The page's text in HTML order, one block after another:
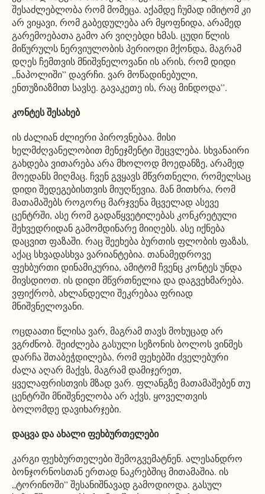
შესაძლებლობა რომ მომეცა. აქამდე ჩუმად იმიტომ კი
არ ვიყავი, რომ გაბედულება არ მყოფნიდა, არამედ
გარემოებათა გამო არ ვიღებდი ხმას. ცუდი წლის
მიწურულს ნერვიულობის პერიოდი მქონდა, მაგრამ
დღეს ჩემთვის მნიშვნელოვანი ის არის, რომ დიდი
„ნაპოლიში” დავრჩი. ვარ მოწადინებული,
ენთუზიაზმით სავსე. გავაკეთე ის, რაც მინდოდა”.
კონტეს შესახებ
ის ძალიან ძლიერი პიროვნებაა. მისი
ხელმძღვანელობით მენეჯმენტი შეცვლება. სხვანაირი
გახდება ვითარება არა მხოლოდ მოედანზე, არამედ
მოედანს მიღმაც. ჩვენ გვყავს მწვრთნელი, რომელსაც
დიდი შედეგებისთვის მიუღწევია. მან მითხრა, რომ
მათამაშებს როგორც მარჯვენა მცველად ასევე
ცენტრში, ასე რომ გადაწყვეტილებას კონკრეტული
შეხვედრიდან გამომდინარე მიიღებს. ასე იქნება
დაცვით ფაზაში. რაც შეეხება ბურთის ფლობის ფაზას,
აქაც სხვადასხვა ვარიანტებია. თანამედროვე
ფეხბურთი დინამიკურია, ამიტომ ჩვენც კონტეს უნდა
მივსდიოთ. ის დიდი მწვრთნელია და დაგვეხმარება.
ვფიქრობ, ახლანდელი შეკრებაა ფრიად
მნიშვნელოვანი.
ოცდაათი წლისა ვარ, მაგრამ თავს მოხუცად არ
ვგრძნობ. შეიძლება გასული სეზონის ბოლოს ვინმეს
დარჩა შთაბეჭდილება, რომ ფეხებში ძველებური
ძალა აღარ მაქვს, მაგრამ დამიჯერეთ,
ყველაფრისთვის მზად ვარ. ფლანგზე მათამაშებენ თუ
ცენტრში მნიშვნელობა არ აქვს, ყოველთვის
ბოლომდე დავიხარჯები.
დაცვა და ახალი ფეხბურთელები
კარგი ფეხბურთელები შემოგვემატნენ. ალესანდრო
ბონჯორნოსთან ერთად ნაკრებშიც მითამაშია. ის
„ტორინოში” შესანიშნავად გამოდიოდა. გასულ